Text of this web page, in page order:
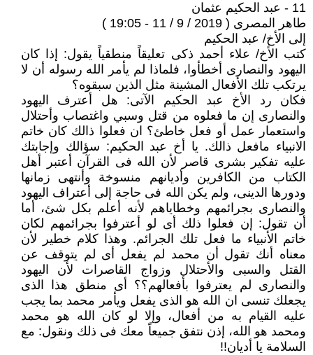
11 - عبد الحكيم عثمان
طاهر المصرى ( 2019 / 9 / 11 - 19:05 )
إلى الأخ/ عبد الحكيم
كتب الأخ/ علاء أحمد ذكى تعليقاً منطقياً يقول: إذا كان
اليهود والنصارى أخطأوا، فلماذا لم يأمر الله رسوله أن لا
يرتكب تلك الأفعال المشينة مثل الذين سبقوه؟
فكان رد الأخ عبد الحكيم الآتى: هل أعترف اليهود
والنصارى إن ما فعلوه من قتل وسبي واغتصاب وأحتلال
واستعمار عمل أو فعل خاطئ؟ ان فعلوا ذالك كان خاتم
الانبياء مافعل ذالك. يا أخ عبد الحكيم: سؤالك وإجابتك
عليه تفكير بشرى قاصر لأن الله فى القرآن أعتبر أهل
الكتاب من الكافرين وأديانهم منسوخة وأنتهى زمانها
ودورها الدينى، ولم يكن الله فى حاجة إلى أعتراف اليهود
والنصارى بجرائمهم وخطاياهم لأنه أعلم بكل شئ، أما
أن تقول: إن فعلوا ذلك أى لو أعترفوا بجرائمهم لكان
خاتم الأنبياء ما فعل تلك الجرائم. وهذا كلام خطير لأن
معناه أنك تقول أن محمد لم يفعل أى لم يتوقف عن
القتل والسبى والأحتلال وزواج القاصرات لأن اليهود
والنصارى لم يعترفوا بأفعالهم؟؟ أى منطق هذا الذى
يجعلك تنسى ان الله هو الذى يفعل ويأمر محمد بما يجب
عليه القيام به من أفعال، وإلا لو كان الله هو محمد
ومحمد هو الله، إذن نتفق جميعاً معك فى ذلك ونقول: مع
السلامة يا أديان!!